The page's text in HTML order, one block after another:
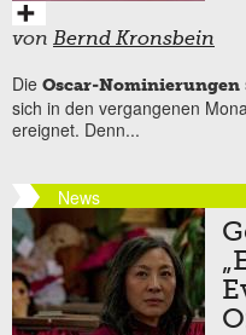
von Bernd Kronsbein
Die Oscar-Nominierungen
sich in den vergangenen
ereignet. Denn...
News